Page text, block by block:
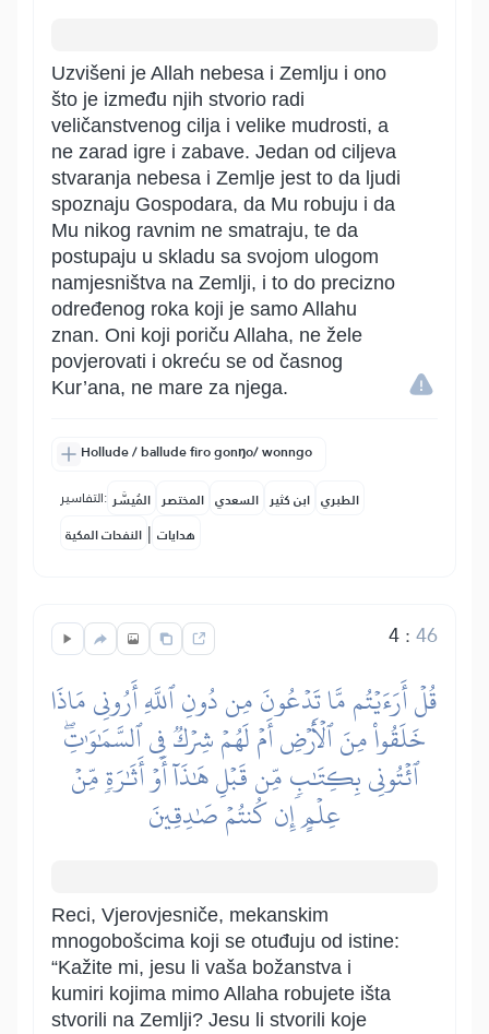
Uzvišeni je Allah nebesa i Zemlju i ono
što je između njih stvorio radi
veličanstvenog cilja i velike mudrosti, a
ne zarad igre i zabave. Jedan od ciljeva
stvaranja nebesa i Zemlje jest to da ljudi
spoznaju Gospodara, da Mu robuju i da
Mu nikog ravnim ne smatraju, te da
postupaju u skladu sa svojom ulogom
namjesništva na Zemlji, i to do precizno
određenog roka koji je samo Allahu
znan. Oni koji poriču Allaha, ne žele
povjerovati i okreću se od časnog
Kur’ana, ne mare za njega.
Hollude / ballude firo gonŋo/ wonngo
التفاسير: المُيسَّر المختصر السعدي ابن كثير الطبري
النفحات المكية | هدايات
4:46
قُلۡ أَرَءَيۡتُم مَّا تَدۡعُونَ مِن دُونِ ٱللَّهِ أَرُونِي مَاذَا
خَلَقُواْ مِنَ ٱلۡأَرۡضِ أَمۡ لَهُمۡ شِرۡكٞ فِي ٱلسَّمَٰوَٰتِۖ
ٱئۡتُونِي بِكِتَٰبٖ مِّن قَبۡلِ هَٰذَآ أَوۡ أَثَٰرَةٖ مِّنۡ
عِلۡمٍ إِن كُنتُمۡ صَٰدِقِينَ
Reci, Vjerovjesniče, mekanskim
mnogobošcima koji se otuđuju od istine:
“Kažite mi, jesu li vaša božanstva i
kumiri kojima mimo Allaha robujete išta
stvorili na Zemlji? Jesu li stvorili koje